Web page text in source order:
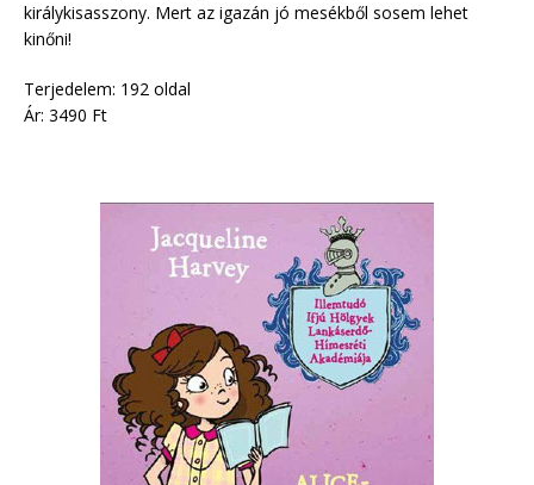
királykisasszony. Mert az igazán jó mesékből sosem lehet
kinőni!
Terjedelem: 192 oldal
Ár: 3490 Ft